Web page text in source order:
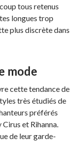
tous retenus
longues trop
plus discrète dans
mode
cette tendance de
très étudiés de
préférés
et Rihanna.
de leur garde-